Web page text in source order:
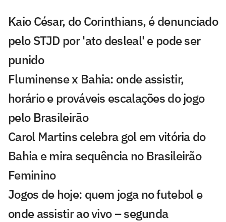
Kaio César, do Corinthians, é denunciado
pelo STJD por 'ato desleal' e pode ser
punido
Fluminense x Bahia: onde assistir,
horário e prováveis escalações do jogo
pelo Brasileirão
Carol Martins celebra gol em vitória do
Bahia e mira sequência no Brasileirão
Feminino
Jogos de hoje: quem joga no futebol e
onde assistir ao vivo – segunda